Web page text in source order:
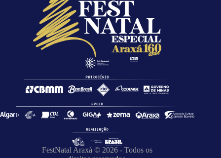
FestNatal Araxá © 2026 - Todos os